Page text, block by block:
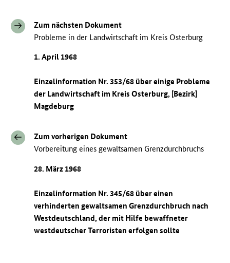
Zum nächsten Dokument
Probleme in der Landwirtschaft im Kreis Osterburg
1. April 1968
Einzelinformation Nr. 353/68 über einige Probleme
der Landwirtschaft im Kreis Osterburg, [Bezirk]
Magdeburg
Zum vorherigen Dokument
Vorbereitung eines gewaltsamen Grenzdurchbruchs
28. März 1968
Einzelinformation Nr. 345/68 über einen
verhinderten gewaltsamen Grenzdurchbruch nach
Westdeutschland, der mit Hilfe bewaffneter
westdeutscher Terroristen erfolgen sollte